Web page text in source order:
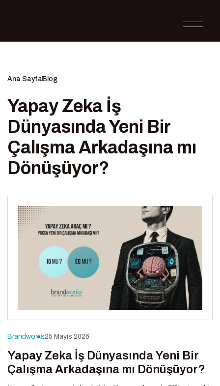
Ana Sayfa Blog
Yapay Zeka İş
Dünyasında Yeni Bir
Çalışma Arkadaşına mı
Dönüşüyor?
Brandworks25 Mayıs 2026
Yapay Zeka İş Dünyasında Yeni Bir
Çalışma Arkadaşına mı Dönüşüyor?